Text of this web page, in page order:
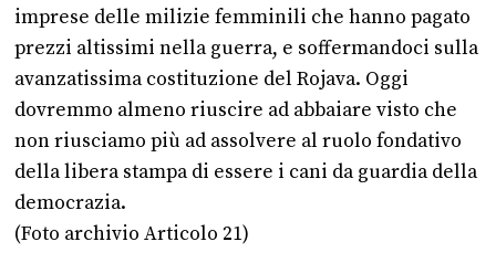
imprese delle milizie femminili che hanno pagato
prezzi altissimi nella guerra, e soffermandoci sulla
avanzatissima costituzione del Rojava. Oggi
dovremmo almeno riuscire ad abbaiare visto che
non riusciamo più ad assolvere al ruolo fondativo
della libera stampa di essere i cani da guardia della
democrazia.
(Foto archivio Articolo 21)